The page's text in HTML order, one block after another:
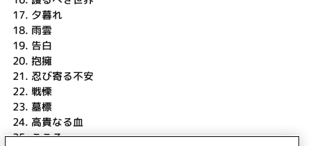
17. 夕暮れ
18. 雨雲
19. 告白
20. 抱擁
21. 忍び寄る不安
22. 戦慄
23. 墓標
24. 高貴なる血
25.こころ